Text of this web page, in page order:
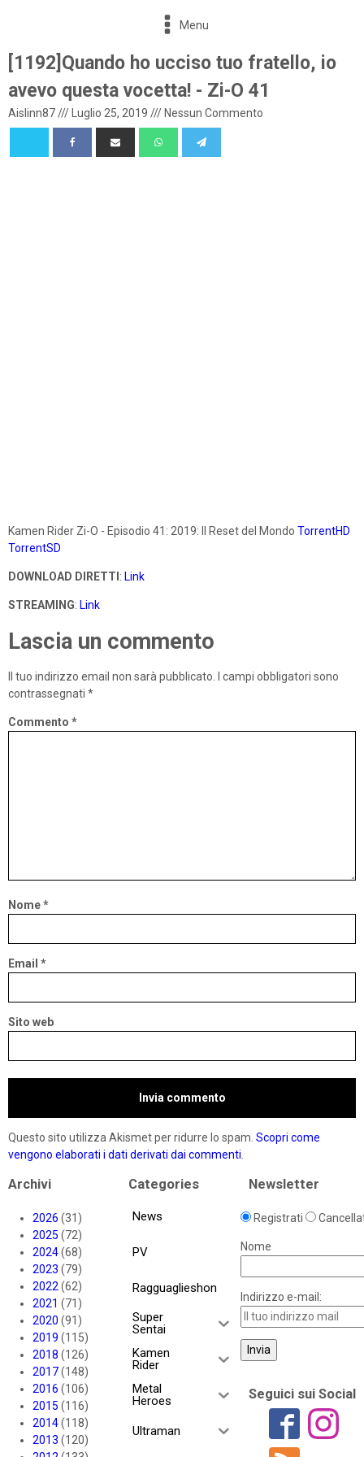
Menu
[1192]Quando ho ucciso tuo fratello, io
avevo questa vocetta! - Zi-O 41
Aislinn87/// Luglio 25, 2019 /// Nessun Commento
Kamen Rider Zi-O - Episodio 41: 2019: Il Reset del Mondo TorrentHD
TorrentSD
DOWNLOAD DIRETTI : Link
STREAMING: Link
Lascia un commento
Il tuo indirizzo email non sarà pubblicato.
I campi obbligatori sono
contrassegnati *
Commento *
Nome*
Email *
Sito web
Questo sito utilizza Akismet per ridurre lo spam. Scopri come
vengono elaborati i dati derivati dai commenti.
Archivi
2026 (31)
2025 (72)
2024(68)
2023 (79)
2022(62)
2021 (71)
2020 (91)
2019 (115)
2018 (126)
2017(148)
2016 (106)
2015 (116)
2014(118)
2013 (120)
Categories
News
PV
Ragguaglieshon
Super
Sentai
Kamen
Rider
Metal
Heroes
Ultraman
Newsletter
Registrati
Nome
Indirizzo e-mail:
Seguici sui Social